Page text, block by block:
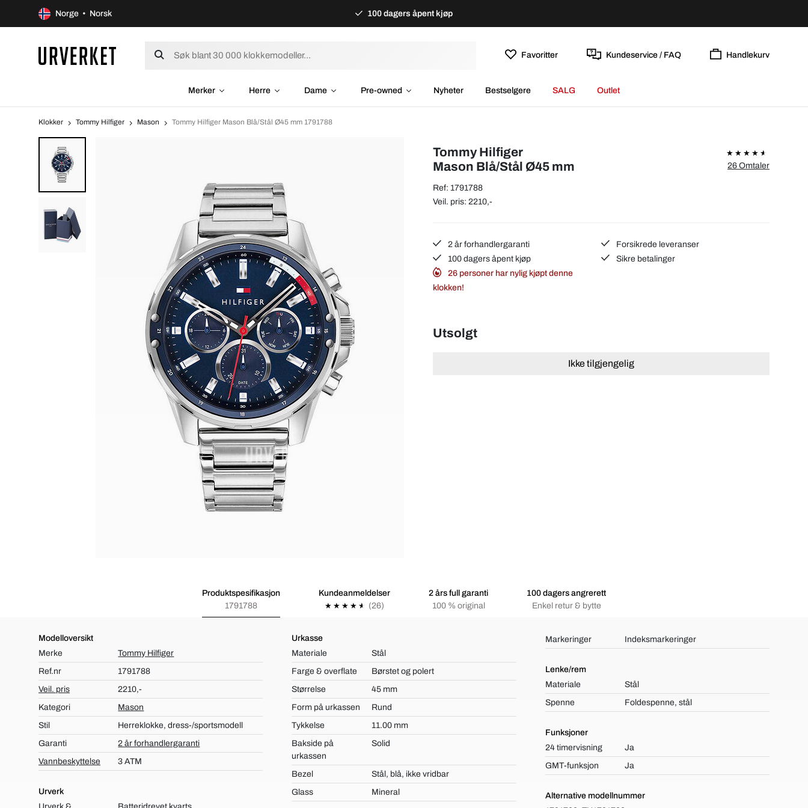
Norge • Norsk 100 dagers åpent kjøp
Favoritter Kundeservice / FAQ Handlekurv
Merker Herre Dame Pre-owned Nyheter Bestselgere SALG Outlet
Klokker Tommy Hilfiger Mason Tommy Hilfiger Mason Blå/Stål Ø45 mm 1791788
Tommy Hilfiger
Mason Blå/Stål Ø45 mm
Ref: 1791788
26 Omtaler
Veil. pris: 2210,-
2 år forhandlergaranti
Forsikrede leveranser
100 dagers åpent kjøp
Sikre betalinger
26 personer har nylig kjøpt denne
klokken!
Utsolgt
Ikke tilgjengelig
Produktspesifikasjon
1791788
Kundeanmeldelser
(26)
2 års full garanti
100 % original
100 dagers angrerett
Enkel retur & bytte
Modelloversikt
Merke
Tommy Hilfiger
Ref.nr
1791788
Veil. pris
2210,-
Kategori
Mason
Stil
Herreklokke, dress-/sportsmodell
Garanti
2 år forhandlergaranti
Vannbeskyttelse
3 ATM
Urverk
Urkasse
Materiale
Stål
Farge & overflate
Børstet og polert
Størrelse
45 mm
Form på urkassen
Rund
Tykkelse
11.00 mm
Bakside på
urkassen
Solid
Bezel
Stål, blå, ikke vridbar
Glass
Mineral
Markeringer Indeksmarkeringer
Lenke/rem
Materiale
Stål
Spenne
Foldespenne, stål
Funksjoner
24 timervisning
Ja
GMT-funksjon
Ja
Alternative modellnummer